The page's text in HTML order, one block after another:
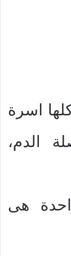
اسرة
الدم،
هى